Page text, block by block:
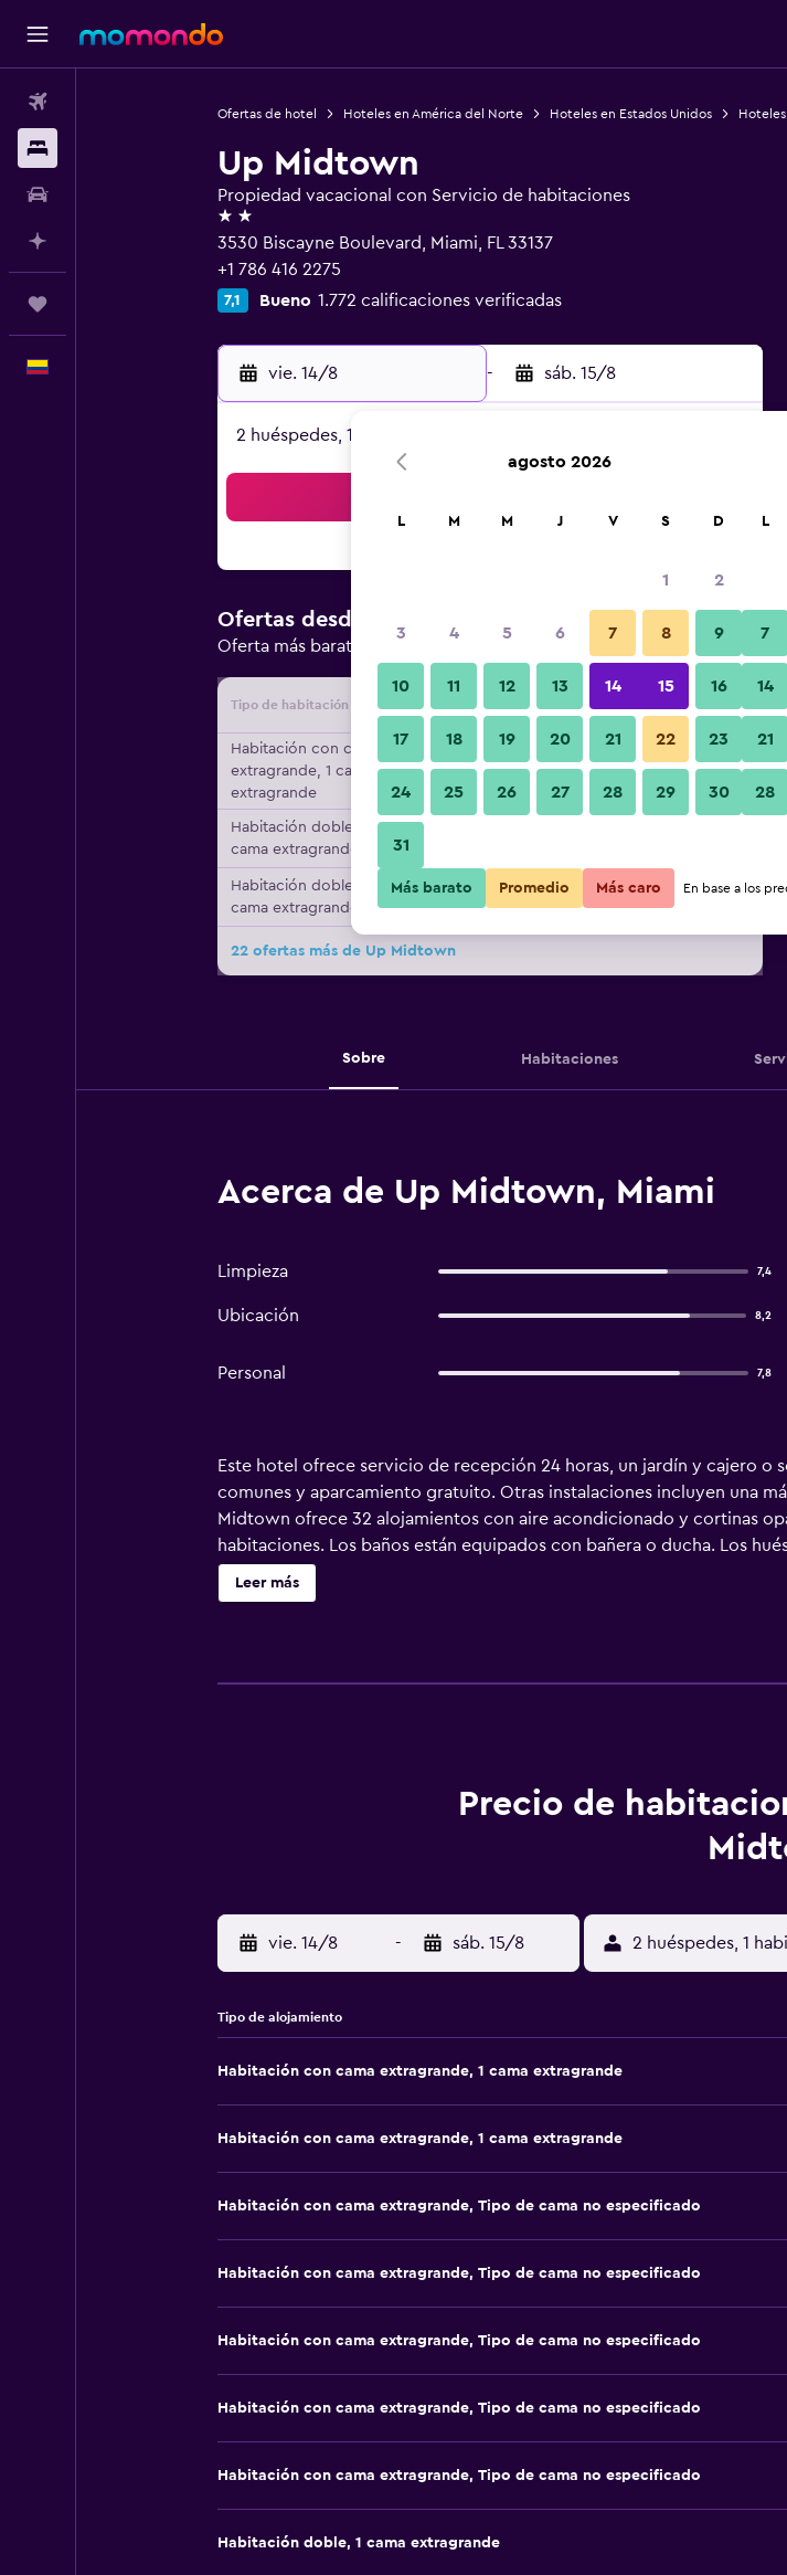
Ofertas de hotel Hoteles en América del Norte Hoteles en Estados Unidos
Up Midtown
Propiedad vacacional con Servicio de habitaciones
2 estrellas
3530 Biscayne Boulevard, Miami, FL 33137
+1 786 416 2275
7,1 Bueno 1.772 calificaciones verificadas
vie. 14/8 - sáb. 15/8
2 huéspedes, 1 habitación
Ofertas desde
Oferta más barata de precio por noche
Tipo de habitación Proveedor Total noche
Habitación con cama
extragrande, 1 cama
extragrande
$207.257 Ver oferta
Habitación doble, 1
cama extragrande
Habitación doble, 1
cama extragrande
$228.767 Ver oferta
22 ofertas más de Up Midtown
Sobre Habitaciones
Acerca de Up Midtown, Miami
Limpieza 7,4
Ubicación 8,2
Personal 7,8
Este hotel ofrece servicio de recepción 24 horas, un jardín y cajero o
comunes y aparcamiento gratuito. Otras instalaciones incluyen una
Midtown ofrece 32 alojamientos con aire acondicionado y cortinas
habitaciones. Los baños están equipados con bañera o ducha. Los
Internet wifi gratis. Es posible solicitar tabla de planchar con plancha,
petición.
Leer más
Precio de
vie. 14/8 - sáb. 15/8 2 huéspedes, 1
Tipo de alojamiento
Habitación con cama extragrande, 1 cama extragrande
Habitación con cama extragrande, 1 cama extragrande
Habitación con cama extragrande, Tipo de cama no especificado
Habitación con cama extragrande, Tipo de cama no especificado
Habitación con cama extragrande, Tipo de cama no especificado
Habitación con cama extragrande, Tipo de cama no especificado
Habitación con cama extragrande, Tipo de cama no especificado
Habitación doble, 1 cama extragrande
agosto 2026
L M M J V S D
1 2
3 4 5 6 7 8 9
10 11 12 13 14 15 16
17 18 19 20 21 22 23
24 25 26 27 28 29 30
31
L
7
14
21
28
Más barato Promedio Más caro En base a los